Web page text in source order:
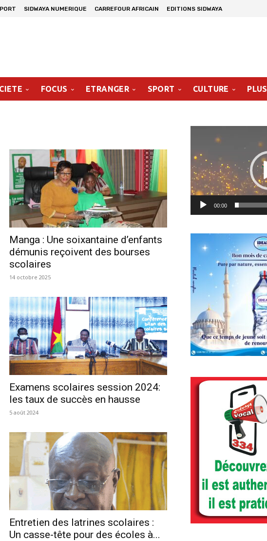
SIDWAYA NUMERIQUE CARREFOUR AFRICAIN EDITIONS SIDWAYA
FOCUS ETRANGER SPORT CULTURE PLUS
Manga : Une soixantaine d’enfants
démunis reçoivent des bourses
scolaires
14 octobre 2025
Examens scolaires session 2024:
les taux de succès en hausse
5 août 2024
Entretien des latrines scolaires :
Un casse-tête pour des écoles à...
00:00